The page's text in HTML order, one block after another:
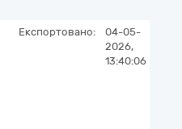
Експортовано:
04-05-
2026,
13:40:06